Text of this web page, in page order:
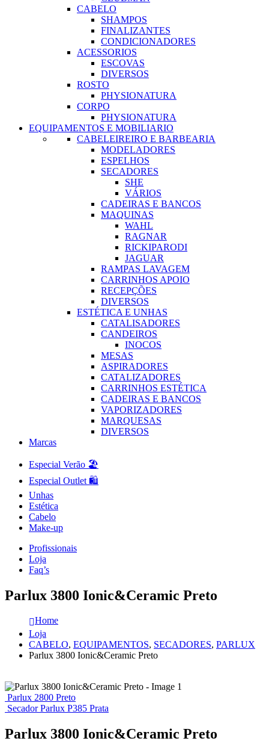
CABELO
SHAMPOS
FINALIZANTES
CONDICIONADORES
ACESSORIOS
ESCOVAS
DIVERSOS
ROSTO
PHYSIONATURA
CORPO
PHYSIONATURA
EQUIPAMENTOS E MOBILIARIO
CABELEIREIRO E BARBEARIA
MODELADORES
ESPELHOS
SECADORES
SHE
VÁRIOS
CADEIRAS E BANCOS
MAQUINAS
WAHL
RAGNAR
RICKIPARODI
JAGUAR
RAMPAS LAVAGEM
CARRINHOS APOIO
RECEPÇÕES
DIVERSOS
ESTÉTICA E UNHAS
CATALISADORES
CANDEIROS
INOCOS
MESAS
ASPIRADORES
CATALIZADORES
CARRINHOS ESTÉTICA
CADEIRAS E BANCOS
VAPORIZADORES
MARQUESAS
DIVERSOS
Marcas
Especial Verão 🏖️
Especial Outlet 🛍️
Unhas
Estética
Cabelo
Make-up
Profissionais
Loja
Faq’s
Parlux 3800 Ionic&Ceramic Preto
Home
Loja
CABELO, EQUIPAMENTOS, SECADORES, PARLUX
Parlux 3800 Ionic&Ceramic Preto
Parlux 2800 Preto
Secador Parlux P385 Prata
Parlux 3800 Ionic&Ceramic Preto